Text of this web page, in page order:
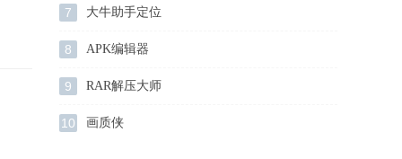
7 大牛助手定位
8 APK编辑器
9 RAR解压大师
10 画质侠